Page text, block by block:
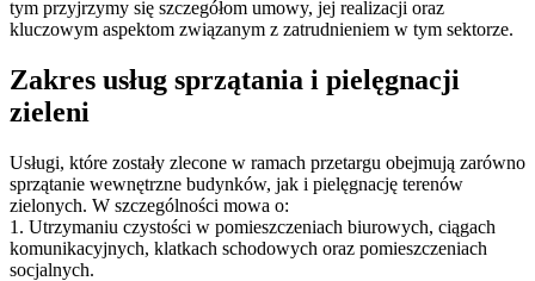
tym przyjrzymy się szczegółom umowy, jej realizacji oraz
kluczowym aspektom związanym z zatrudnieniem w tym sektorze.
Zakres usług sprzątania i pielęgnacji
zieleni
Usługi, które zostały zlecone w ramach przetargu obejmują zarówno
sprzątanie wewnętrzne budynków, jak i pielęgnację terenów
zielonych. W szczególności mowa o:
1. Utrzymaniu czystości w pomieszczeniach biurowych, ciągach
komunikacyjnych, klatkach schodowych oraz pomieszczeniach
socjalnych.